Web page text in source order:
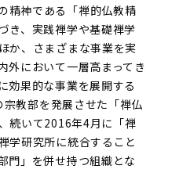
精神である「禅的仏教精
き、実践禅学や基礎禅学
か、さまざまな事業を実
外において一層高まってき
効果的な事業を展開する
教部を発展させた「禅仏
続いて2016年4月に「禅
学研究所に統合すること
門」を併せ持つ組織とな